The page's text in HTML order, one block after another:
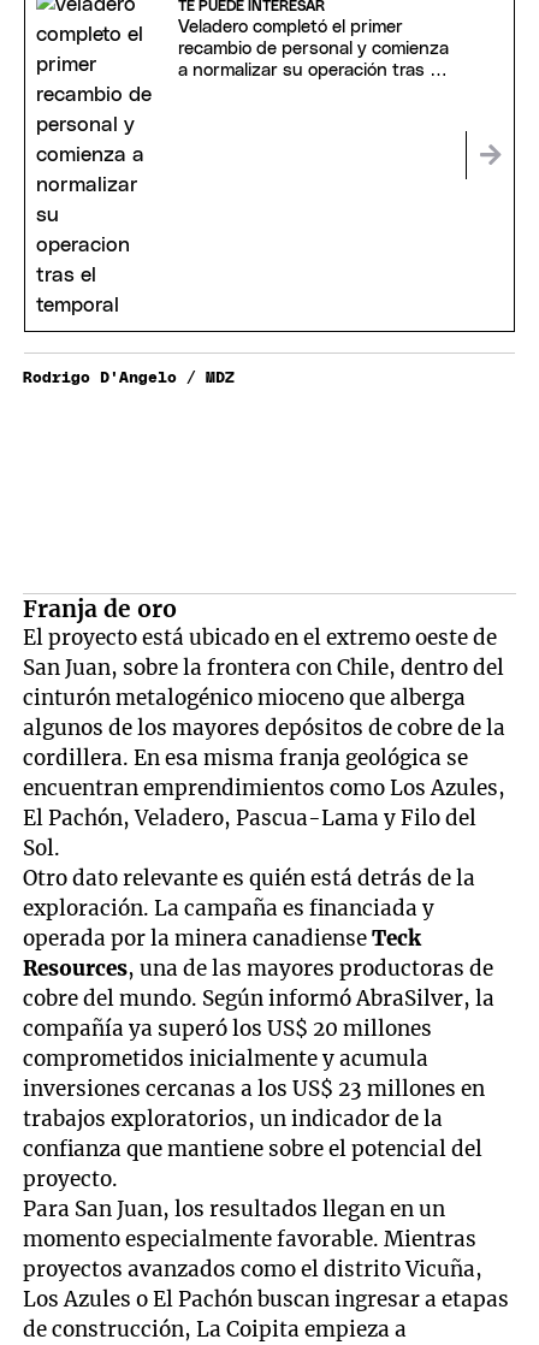
TE PUEDE INTERESAR
Veladero completó el primer
recambio de personal y comienza
a normalizar su operación tras el
Rodrigo D'Angelo / MDZ
Franja de oro
El proyecto está ubicado en el extremo oeste de
San Juan, sobre la frontera con Chile, dentro del
cinturón metalogénico mioceno que alberga
algunos de los mayores depósitos de cobre de la
cordillera. En esa misma franja geológica se
encuentran emprendimientos como Los Azules,
El Pachón, Veladero, Pascua-Lama y Filo del
Sol.
Otro dato relevante es quién está detrás de la
exploración. La campaña es financiada y
operada por la minera canadienseTeck
Resources, una de las mayores productoras de
cobre del mundo. Según informó AbraSilver, la
compañía ya superó los US$ 20 millones
comprometidos inicialmente y acumula
inversiones cercanas a los US$ 23 millones en
trabajos exploratorios, un indicador de la
confianza que mantiene sobre el potencial del
proyecto.
Para San Juan, los resultados llegan en un
momento especialmente favorable. Mientras
proyectos avanzados como el distrito Vicuña,
Los Azules o El Pachón buscan ingresar a etapas
de construcción, La Coipita empieza a